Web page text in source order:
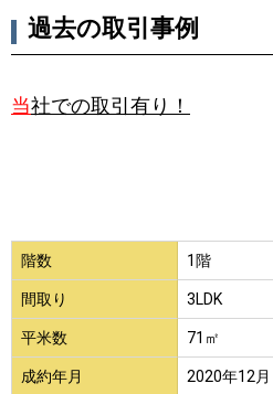
過去の取引事例
当社での取引有り！
階数 1階
間取り 3LDK
平米数 71㎡
成約年月 2020年12月